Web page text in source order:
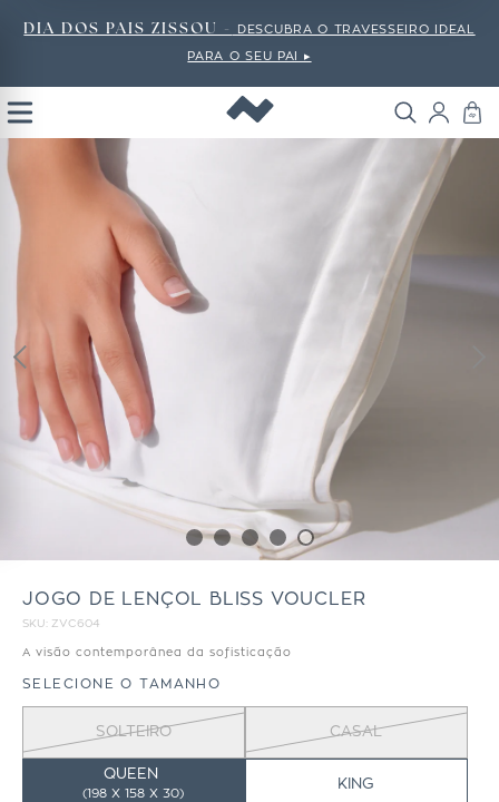
DIA DOS PAIS ZISSOU - DESCUBRA O TRAVESSEIRO IDEAL
PARA O SEU PAI ▸
Open
JOGO DE LENÇOL BLISS VOUCLER
SKU: ZVC604
A visão contemporânea da sofisticação
SELECIONE O TAMANHO
SOLTEIRO CASAL
QUEEN
(198 X 158 X 30)
KING